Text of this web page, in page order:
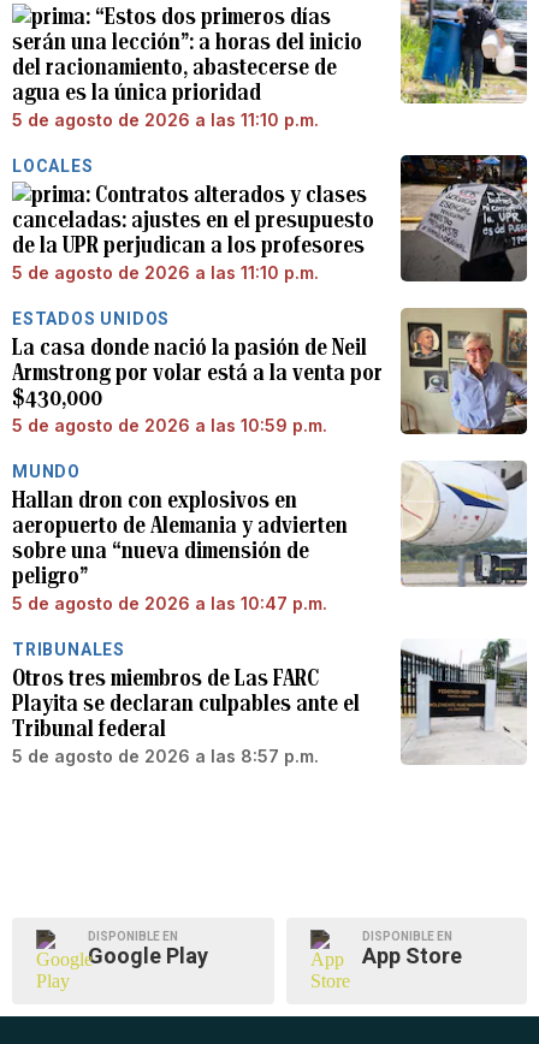
“Estos dos primeros días
serán una lección”: a horas del inicio
del racionamiento, abastecerse de
agua es la única prioridad
5 de agosto de 2026 a las 11:10 p.m.
LOCALES
Contratos alterados y clases
canceladas: ajustes en el presupuesto
de la UPR perjudican a los profesores
5 de agosto de 2026 a las 11:10 p.m.
ESTADOS UNIDOS
La casa donde nació la pasión de Neil
Armstrong por volar está a la venta por
$430,000
5 de agosto de 2026 a las 10:59 p.m.
MUNDO
Hallan dron con explosivos en
aeropuerto de Alemania y advierten
sobre una “nueva dimensión de
peligro”
5 de agosto de 2026 a las 10:47 p.m.
TRIBUNALES
Otros tres miembros de Las FARC
Playita se declaran culpables ante el
Tribunal federal
5 de agosto de 2026 a las 8:57 p.m.
DISPONIBLE EN
Google Play
DISPONIBLE EN
App Store